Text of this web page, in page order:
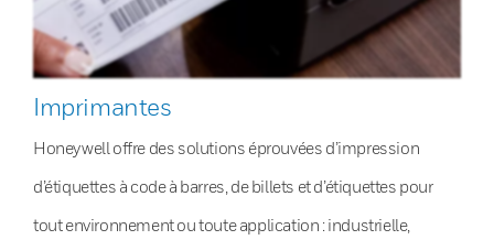
Imprimantes
Honeywell offre des solutions éprouvées d’impression
d’étiquettes à code à barres, de billets et d’étiquettes pour
tout environnement ou toute application : industrielle,